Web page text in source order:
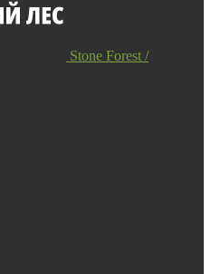
Stone Forest /